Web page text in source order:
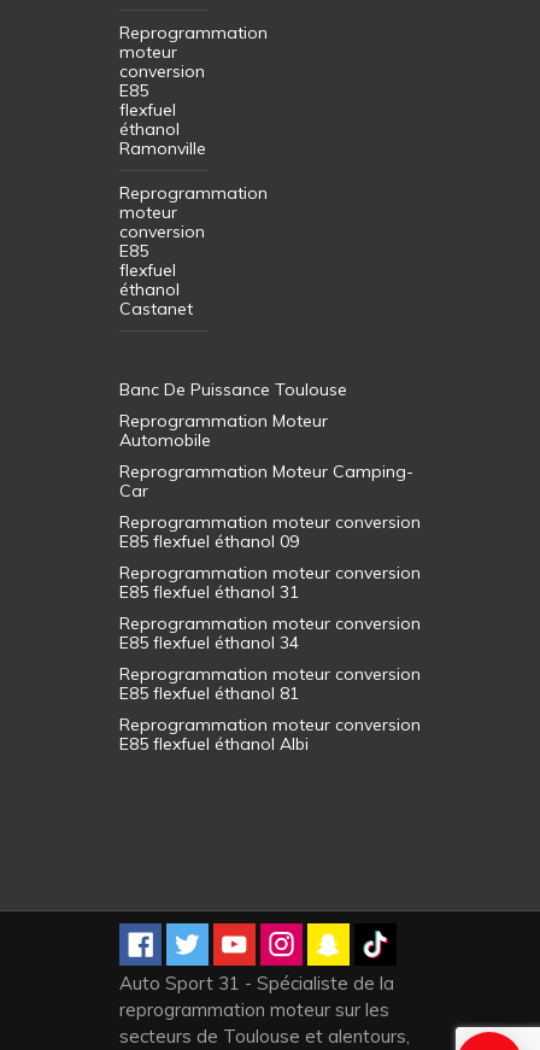
Reprogrammation
moteur
conversion
E85
flexfuel
éthanol
Ramonville
Reprogrammation
moteur
conversion
E85
flexfuel
éthanol
Castanet
Banc De Puissance Toulouse
Reprogrammation Moteur
Automobile
Reprogrammation Moteur Camping-
Car
Reprogrammation moteur conversion
E85 flexfuel éthanol 09
Reprogrammation moteur conversion
E85 flexfuel éthanol 31
Reprogrammation moteur conversion
E85 flexfuel éthanol 34
Reprogrammation moteur conversion
E85 flexfuel éthanol 81
Reprogrammation moteur conversion
E85 flexfuel éthanol Albi
Auto Sport 31 - Spécialiste de la
reprogrammation moteur sur les
secteurs de Toulouse et alentours,